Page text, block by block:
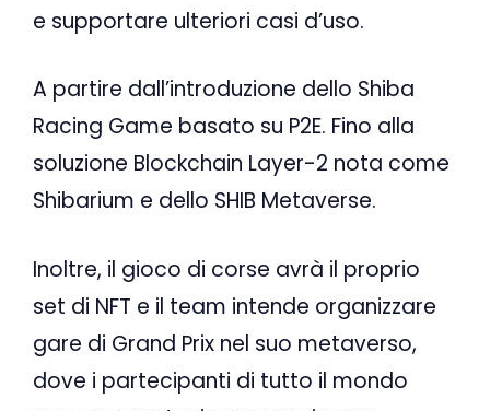
e supportare ulteriori casi d’uso.
A partire dall’introduzione dello Shiba
Racing Game basato su P2E. Fino alla
soluzione Blockchain Layer-2 nota come
Shibarium e dello SHIB Metaverse.
Inoltre, il gioco di corse avrà il proprio
set di NFT e il team intende organizzare
gare di Grand Prix nel suo metaverso,
dove i partecipanti di tutto il mondo